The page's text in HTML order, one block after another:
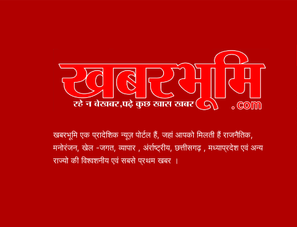
खबरभूमि एक प्रादेशिक न्यूज़ पोर्टल हैं, जहां आपको मिलती हैं राजनैतिक,
मनोरंजन, खेल -जगत, व्यापार , अंर्राष्ट्रीय, छत्तीसगढ़ , मध्याप्रदेश एवं अन्य
राज्यो की विश्वशनीय एवं सबसे प्रथम खबर ।